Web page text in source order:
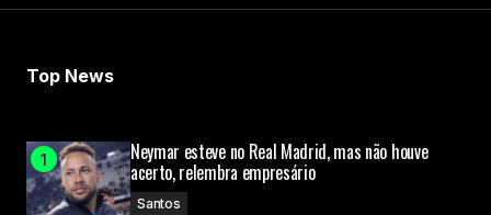
Top News
Neymar esteve no Real Madrid, mas não houve
acerto, relembra empresário
Santos